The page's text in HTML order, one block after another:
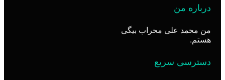
درباره من
من محمد علی محراب بیگی
هستم.
دسترسی سریع